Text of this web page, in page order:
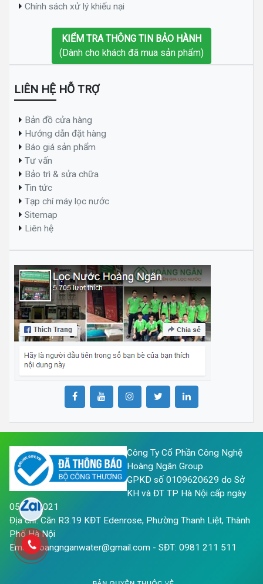
Chính sách xử lý khiếu nại
KIỂM TRA THÔNG TIN BẢO HÀNH
(Dành cho khách đã mua sản phẩm)
LIÊN HỆ HỖ TRỢ
Bản đồ cửa hàng
Hướng dẫn đặt hàng
Báo giá sản phẩm
Tư vấn
Bảo trì & sửa chữa
Tin tức
Tạp chí máy lọc nước
Sitemap
Liên hệ
Công Ty Cổ Phần Công Nghệ
Hoàng Ngân Group
GPKD số 0109620629 do Sở
KH và ĐT TP Hà Nội cấp ngày
05/05/2021
Địa chỉ: Căn R3.19 KĐT Edenrose, Phường Thanh Liệt, Thành
Phố Hà Nội
Email: hoangnganwater@gmail.com - SĐT: 0981 211 511